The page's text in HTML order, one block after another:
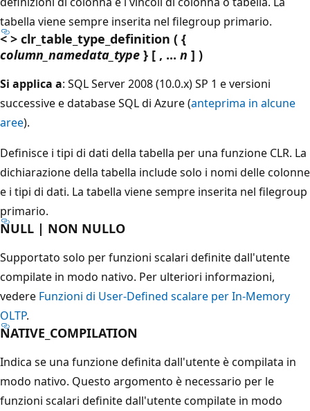
tabella viene sempre inserita nel filegroup primario.
< > clr_table_type_definition ( {
column_namedata_type } [ , ... n ] )
Si applica a: SQL Server 2008 (10.0.x) SP 1 e versioni
successive e database SQL di Azure (anteprima in alcune
aree).
Definisce i tipi di dati della tabella per una funzione CLR. La
dichiarazione della tabella include solo i nomi delle colonne
e i tipi di dati. La tabella viene sempre inserita nel filegroup
primario.
NULL | NON NULLO
Supportato solo per funzioni scalari definite dall'utente
compilate in modo nativo. Per ulteriori informazioni,
vedere Funzioni di User-Defined scalare per In-Memory
OLTP.
NATIVE_COMPILATION
Indica se una funzione definita dall'utente è compilata in
modo nativo. Questo argomento è necessario per le
funzioni scalari definite dall'utente compilate in modo